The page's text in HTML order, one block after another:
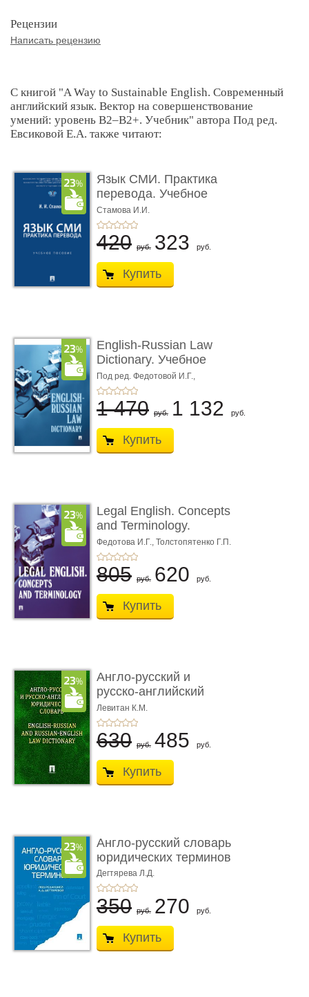
Рецензии
Написать рецензию
С книгой "A Way to Sustainable English. Современный
английский язык. Вектор на совершенствование
умений: уровень B2–B2+. Учебник" автора Под ред.
Евсиковой Е.А. также читают:
Язык СМИ. Практика
перевода. Учебное
пособие
Стамова И.И.
420 руб. 323 руб.
Купить
English-Russian Law
Dictionary. Учебное
пособие
Под ред. Федотовой И.Г.,
Толстопятенко Г.П.
1 470 руб. 1 132 руб.
Купить
Legal English. Concepts
and Terminology.
Учебное пособие
Федотова И.Г., Толстопятенко Г.П.
805 руб. 620 руб.
Купить
Англо-русский и
русско-английский
юридический ...
Левитан К.М.
630 руб. 485 руб.
Купить
Англо-русский словарь
юридических терминов
Дегтярева Л.Д.
350 руб. 270 руб.
Купить